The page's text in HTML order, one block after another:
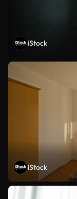
iStock
iStock